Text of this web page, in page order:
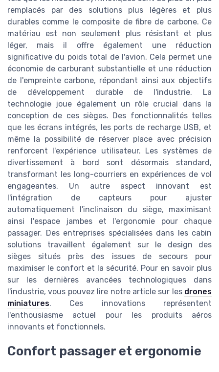
remplacés par des solutions plus légères et plus
durables comme le composite de fibre de carbone. Ce
matériau est non seulement plus résistant et plus
léger, mais il offre également une réduction
significative du poids total de l'avion. Cela permet une
économie de carburant substantielle et une réduction
de l'empreinte carbone, répondant ainsi aux objectifs
de développement durable de l'industrie. La
technologie joue également un rôle crucial dans la
conception de ces sièges. Des fonctionnalités telles
que les écrans intégrés, les ports de recharge USB, et
même la possibilité de réserver place avec précision
renforcent l'expérience utilisateur. Les systèmes de
divertissement à bord sont désormais standard,
transformant les long-courriers en expériences de vol
engageantes. Un autre aspect innovant est
l'intégration de capteurs pour ajuster
automatiquement l'inclinaison du siège, maximisant
ainsi l'espace jambes et l'ergonomie pour chaque
passager. Des entreprises spécialisées dans les cabin
solutions travaillent également sur le design des
sièges situés près des issues de secours pour
maximiser le confort et la sécurité. Pour en savoir plus
sur les dernières avancées technologiques dans
l'industrie, vous pouvez lire notre article sur les drones
miniatures. Ces innovations représentent
l'enthousiasme actuel pour les produits aéros
innovants et fonctionnels.
Confort passager et ergonomie